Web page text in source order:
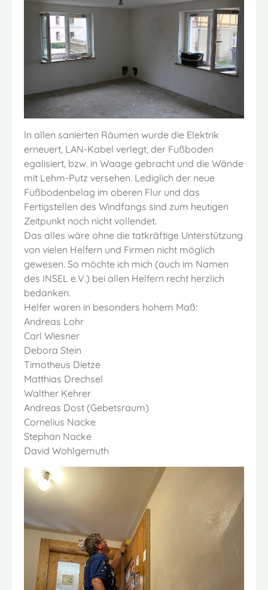
In allen sanierten Räumen wurde die Elektrik
erneuert, LAN-Kabel verlegt, der Fußboden
egalisiert, bzw. in Waage gebracht und die Wände
mit Lehm-Putz versehen. Lediglich der neue
Fußbodenbelag im oberen Flur und das
Fertigstellen des Windfangs sind zum heutigen
Zeitpunkt noch nicht vollendet.
Das alles wäre ohne die tatkräftige Unterstützung
von vielen Helfern und Firmen nicht möglich
gewesen. So möchte ich mich (auch im Namen
des INSEL e.V.) bei allen Helfern recht herzlich
bedanken.
Helfer waren in besonders hohem Maß:
Andreas Lohr
Carl Wiesner
Debora Stein
Timotheus Dietze
Matthias Drechsel
Walther Kehrer
Andreas Dost (Gebetsraum)
Cornelius Nacke
Stephan Nacke
David Wohlgemuth